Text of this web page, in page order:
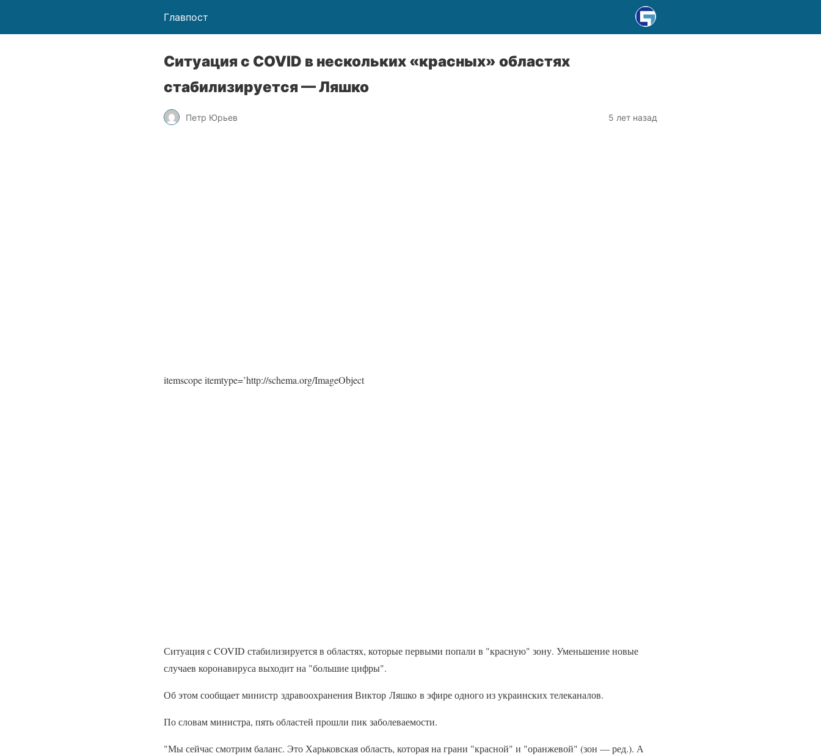
Главпост
Ситуация с COVID в нескольких «красных» областях
стабилизируется — Ляшко
Петр Юрьев 5 лет назад
itemscope itemtype=’http://schema.org/ImageObject
Ситуация с COVID стабилизируется в областях, которые первыми попали в "красную" зону. Уменьшение новые
случаев коронавируса выходит на "большие цифры".
Об этом сообщает министр здравоохранения Виктор Ляшко в эфире одного из украинских телеканалов.
По словам министра, пять областей прошли пик заболеваемости.
"Мы сейчас смотрим баланс. Это Харьковская область, которая на грани "красной" и "оранжевой" (зон — ред.). А